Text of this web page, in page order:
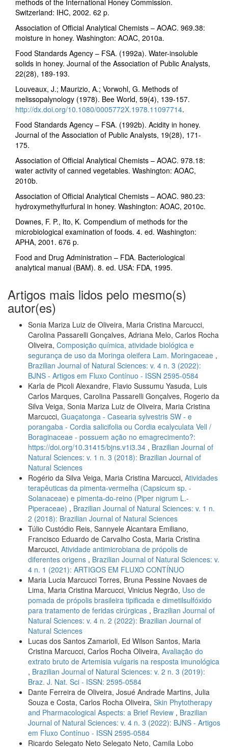
methods of the International Honey Commission.
Switzerland: IHC, 2002. 62 p.
Association of Official Analytical Chemists – AOAC. 969.38:
moisture in honey. Washington: AOAC, 2010a.
Food Standards Agency – FSA. (1992a). Water-insoluble
solids in honey. Journal of the Association of Public Analysts,
22(28), 189-193.
Louveaux, J.; Maurizio, A.; Vorwohl, G. Methods of
melissopalynology (1978). Bee World, 59(4), 139-157.
http://dx.doi.org/10.1080/0005772X.1978.11097714.
Food Standards Agency – FSA. (1992b). Acidity in honey.
Journal of the Association of Public Analysts, 19(28), 171-
175.
Association of Official Analytical Chemists – AOAC. 978.18:
water activity of canned vegetables. Washington: AOAC,
2010b.
Association of Official Analytical Chemists – AOAC. 980.23:
hydroxymethylfurfural in honey. Washington: AOAC, 2010c.
Downes, F. P., Ito, K. Compendium of methods for the
microbiological examination of foods. 4. ed. Washington:
APHA, 2001. 676 p.
Food and Drug Administration – FDA. Bacteriological
analytical manual (BAM). 8. ed. USA: FDA, 1995.
Artigos mais lidos pelo mesmo(s)
autor(es)
Sonia Mariza Luiz de Oliveira, Maria Cristina Marcucci,
Carolina Passarelli Gonçalves, Adriana Melo, Carlos Rocha
Oliveira, Composição química, atividade biológica e
segurança de uso da Moringa oleifera Lam. Moringaceae ,
Brazilian Journal of Natural Sciences: v. 4 n. 3 (2022):
BJNS - Artigos em Fluxo Contínuo - ISSN 2595-0584
Karla de Picoli Alexandre, Flavio Sussumu Yasuda, Luis
Carlos Marques, Carolina Passarelli Gonçalves, Rogerio da
Silva Veiga, Sonia Mariza Luiz de Oliveira, Maria Cristina
Marcucci, Guaçatonga - Casearia sylvestris SW - e
porangaba - Cordia salicifolia ou Cordia ecalyculata Vell /
Boraginaceae - possuem ação no emagrecimento?:
https://doi.org/10.31415/bjns.v1i3.34 , Brazilian Journal of
Natural Sciences: v. 1 n. 3 (2018): Brazilian Journal of
Natural Sciences
Rogério da Silva Veiga, Maria Cristina Marcucci, Atividades
terapêuticas da pimenta-vermelha (Capsicum sp. -
Solanaceae) e pimenta-do-reino (Piper nigrum L.-
Piperaceae) , Brazilian Journal of Natural Sciences: v. 1 n.
2 (2018): Brazilian Journal of Natural Sciences
Túlio Custódio Reis, Sannyele Alcantara Emiliano,
Francisco Eduardo de Carvalho Costa, Maria Cristina
Marcucci, Atividade antimicrobiana de própolis de
diferentes origens , Brazilian Journal of Natural Sciences: v.
4 n. 1 (2021): ARTIGOS EM FLUXO CONTÍNUO
Maria Lucia Marcucci Torres, Bruna Pessine Novaes de
Lima, Maria Cristina Marcucci, Vinicius Negrão, Uso de
pomada de própolis brasileira tipificada e dimetilsulfóxido
para tratamento de feridas cirúrgicas , Brazilian Journal of
Natural Sciences: v. 4 n. 2 (2022): Brazilian Journal of
Natural Sciences
Lucas dos Santos Zamarioli, Ed Wilson Santos, Maria
Cristina Marcucci, Carlos Rocha Oliveira, Avaliação do
extrato bruto de Artemisia vulgaris na resposta imunológica
, Brazilian Journal of Natural Sciences: v. 2 n. 3 (2019):
Braz. J. Nat. Sci - ISSN: 2595-0584
Dante Ferreira de Oliveira, Josué Andrade Martins, Julia
Souza e Costa, Carlos Rocha Oliveira, Skin Phytotherapy
and Pharmacological Aspects: a Brief Review , Brazilian
Journal of Natural Sciences: v. 4 n. 3 (2022): BJNS - Artigos
em Fluxo Contínuo - ISSN 2595-0584
Ricardo Selegato Neto Selegato Neto, Camila Lobo